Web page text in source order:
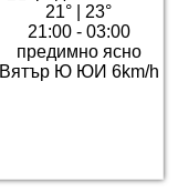
21°
23°
21:00 - 03:00
предимно ясно
Вятър Ю ЮИ 6km/h